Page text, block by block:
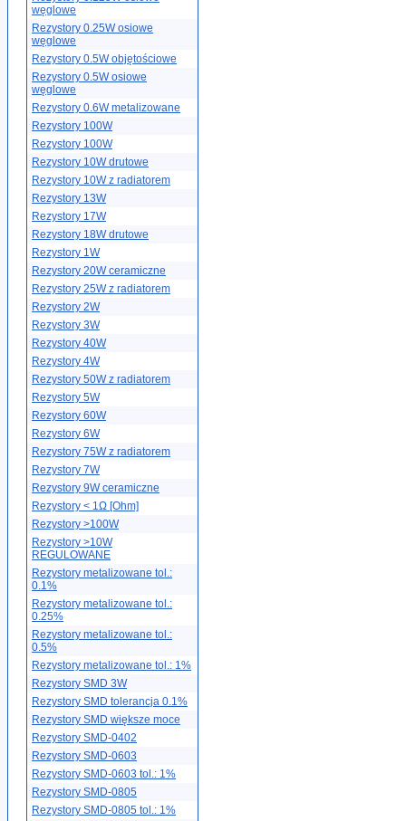
węglowe
Rezystory 0.25W osiowe
węglowe
Rezystory 0.5W objętościowe
Rezystory 0.5W osiowe
węglowe
Rezystory 0.6W metalizowane
Rezystory 100W
Rezystory 100W
Rezystory 10W drutowe
Rezystory 10W z radiatorem
Rezystory 13W
Rezystory 17W
Rezystory 18W drutowe
Rezystory 1W
Rezystory 20W ceramiczne
Rezystory 25W z radiatorem
Rezystory 2W
Rezystory 3W
Rezystory 40W
Rezystory 4W
Rezystory 50W z radiatorem
Rezystory 5W
Rezystory 60W
Rezystory 6W
Rezystory 75W z radiatorem
Rezystory 7W
Rezystory 9W ceramiczne
Rezystory < 1Ω [Ohm]
Rezystory >100W
Rezystory >10W
REGULOWANE
Rezystory metalizowane tol.:
0.1%
Rezystory metalizowane tol.:
0.25%
Rezystory metalizowane tol.:
0.5%
Rezystory metalizowane tol.: 1%
Rezystory SMD 3W
Rezystory SMD tolerancja 0.1%
Rezystory SMD większe moce
Rezystory SMD-0402
Rezystory SMD-0603
Rezystory SMD-0603 tol.: 1%
Rezystory SMD-0805
Rezystory SMD-0805 tol.: 1%